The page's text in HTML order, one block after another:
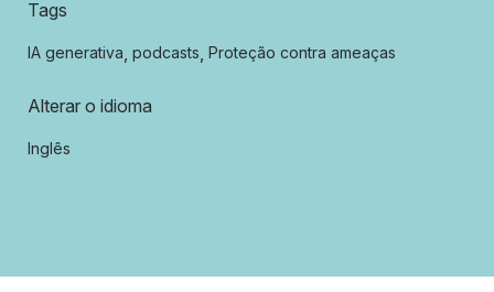
Tags
IA generativa, podcasts, Proteção contra ameaças
Alterar o idioma
Inglês